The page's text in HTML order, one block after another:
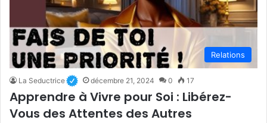
Relations
La Seductrice décembre 21, 2024 0 17
Apprendre à Vivre pour Soi : Libérez-
Vous des Attentes des Autres